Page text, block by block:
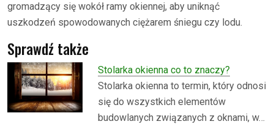
gromadzący się wokół ramy okiennej, aby uniknąć
uszkodzeń spowodowanych ciężarem śniegu czy lodu.
Sprawdź także
Stolarka okienna co to znaczy?
Stolarka okienna to termin, który odnosi
się do wszystkich elementów
budowlanych związanych z oknami, w…